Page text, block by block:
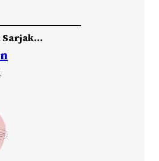
Sarjak…